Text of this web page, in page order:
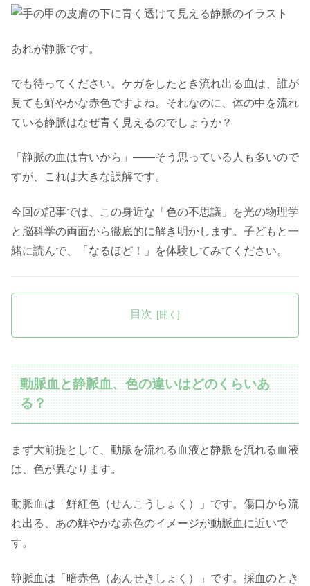
あれが静脈です。
でも待ってください。ケガをしたとき流れ出る血は、誰が
見ても鮮やかな赤色ですよね。それなのに、体の中を流れ
ている静脈はなぜ青く見えるのでしょうか？
「静脈の血は青いから」――そう思っている人も多いので
すが、これは大きな誤解です。
今回の記事では、この身近な「色の不思議」を光の物理学
と脳科学の両面から徹底的に解き明かします。子どもと一
緒に読んで、「なるほど！」を体験してみてください。
目次
動脈血と静脈血、色の違いはどのくらいあ
る？
まず大前提として、動脈を流れる血液と静脈を流れる血液
は、色が異なります。
動脈血は「鮮紅色（せんこうしょく）」です。傷口から流
れ出る、あの鮮やかな赤色のイメージが動脈血に近いで
す。
静脈血は「暗赤色（あんせきしょく）」です。採血のとき